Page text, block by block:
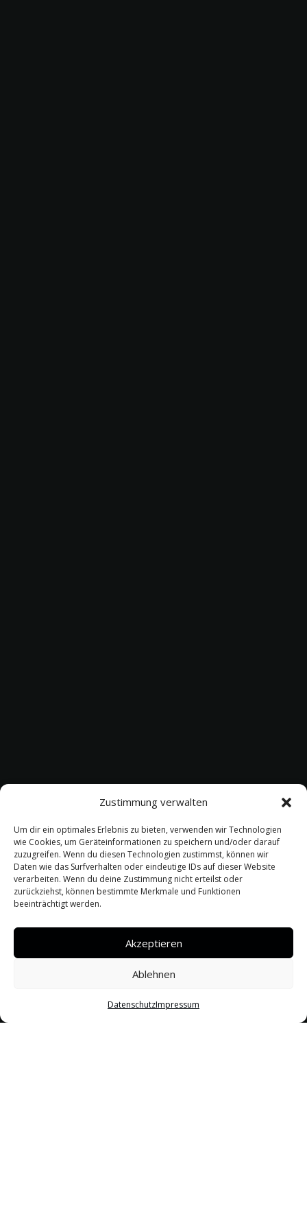
Zustimmung verwalten
Um dir ein optimales Erlebnis zu bieten, verwenden wir Technologien
wie Cookies, um Geräteinformationen zu speichern und/oder darauf
zuzugreifen. Wenn du diesen Technologien zustimmst, können wir
Daten wie das Surfverhalten oder eindeutige IDs auf dieser Website
verarbeiten. Wenn du deine Zustimmung nicht erteilst oder
zurückziehst, können bestimmte Merkmale und Funktionen
beeinträchtigt werden.
Akzeptieren
Ablehnen
DatenschutzImpressum